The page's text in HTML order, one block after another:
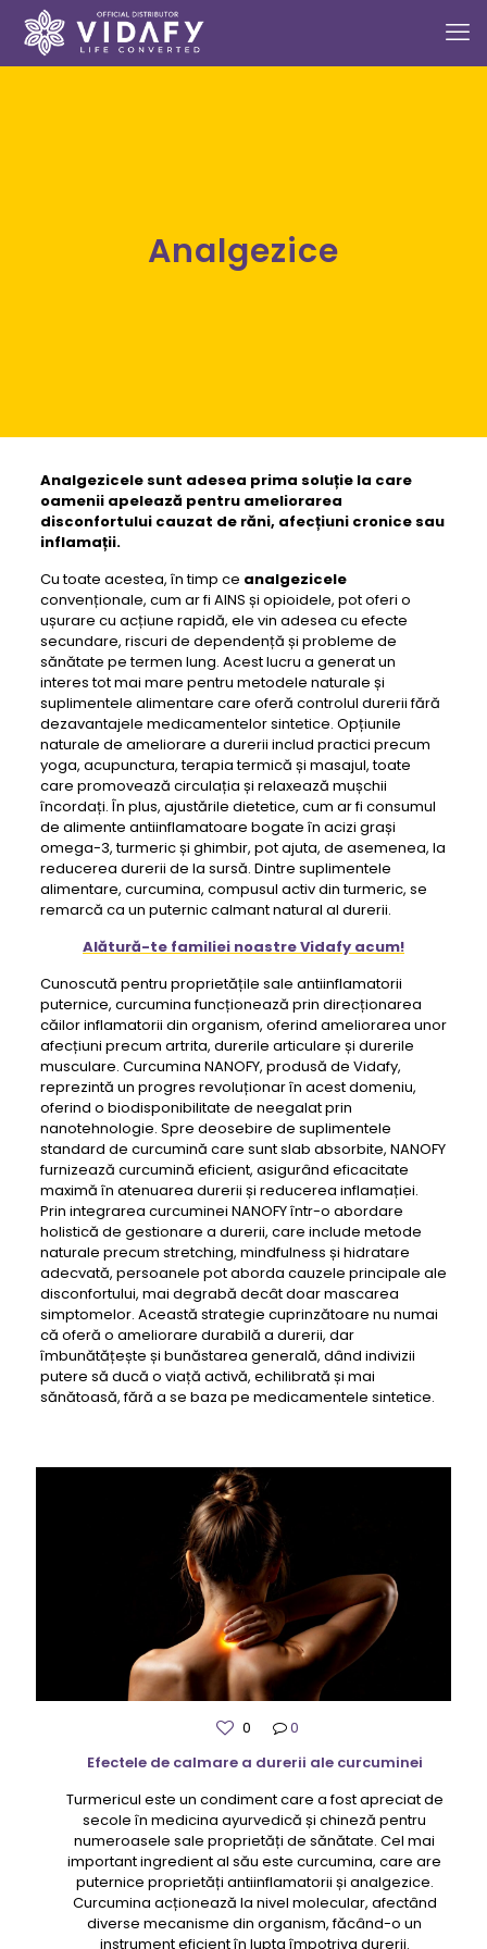
Analgezice
Analgezicelesunt adesea prima soluție la care
oamenii apelează pentru ameliorarea
disconfortului cauzat de răni, afecțiuni cronice sau
inflamații.
Cu toate acestea, în timp ce analgezicele
convenționale, cum ar fi AINS și opioidele, pot oferi o
ușurare cu acțiune rapidă, ele vin adesea cu efecte
secundare, riscuri de dependență și probleme de
sănătate pe termen lung. Acest lucru a generat un
interes tot mai mare pentru metodele naturale și
suplimentele alimentare care oferă controlul durerii fără
dezavantajele medicamentelor sintetice. Opțiunile
naturale de ameliorare a durerii includ practici precum
yoga, acupunctura, terapia termică și masajul, toate
care promovează circulația și relaxează mușchii
încordați. În plus, ajustările dietetice, cum ar fi consumul
de alimente antiinflamatoare bogate în acizi grași
omega-3, turmeric și ghimbir, pot ajuta, de asemenea, la
reducerea durerii de la sursă. Dintre suplimentele
alimentare, curcumina, compusul activ din turmeric, se
remarcă ca un puternic calmant natural al durerii.
Alătură-te familiei noastre Vidafy acum!
Cunoscută pentru proprietățile sale antiinflamatorii
puternice, curcumina funcționează prin direcționarea
căilor inflamatorii din organism, oferind ameliorarea unor
afecțiuni precum artrita, durerile articulare și durerile
musculare. Curcumina NANOFY, produsă de Vidafy,
reprezintă un progres revoluționar în acest domeniu,
oferind o biodisponibilitate de neegalat prin
nanotehnologie. Spre deosebire de suplimentele
standard de curcumină care sunt slab absorbite, NANOFY
furnizează curcumină eficient, asigurând eficacitate
maximă în atenuarea durerii și reducerea inflamației.
Prin integrarea curcuminei NANOFY într-o abordare
holistică de gestionare a durerii, care include metode
naturale precum stretching, mindfulness și hidratare
adecvată, persoanele pot aborda cauzele principale ale
disconfortului, mai degrabă decât doar mascarea
simptomelor. Această strategie cuprinzătoare nu numai
că oferă o ameliorare durabilă a durerii, dar
îmbunătățește și bunăstarea generală, dând indivizii
putere să ducă o viață activă, echilibrată și mai
sănătoasă, fără a se baza pe medicamentele sintetice.
0
0
Efectele de calmare a durerii ale curcuminei
Turmericul este un condiment care a fost apreciat de
secole în medicina ayurvedică și chineză pentru
numeroasele sale proprietăți de sănătate. Cel mai
important ingredient al său este curcumina, care are
puternice proprietăți antiinflamatorii și analgezice.
Curcumina acționează la nivel molecular, afectând
diverse mecanisme din organism, făcând-o un
instrument eficient în lupta împotriva durerii.